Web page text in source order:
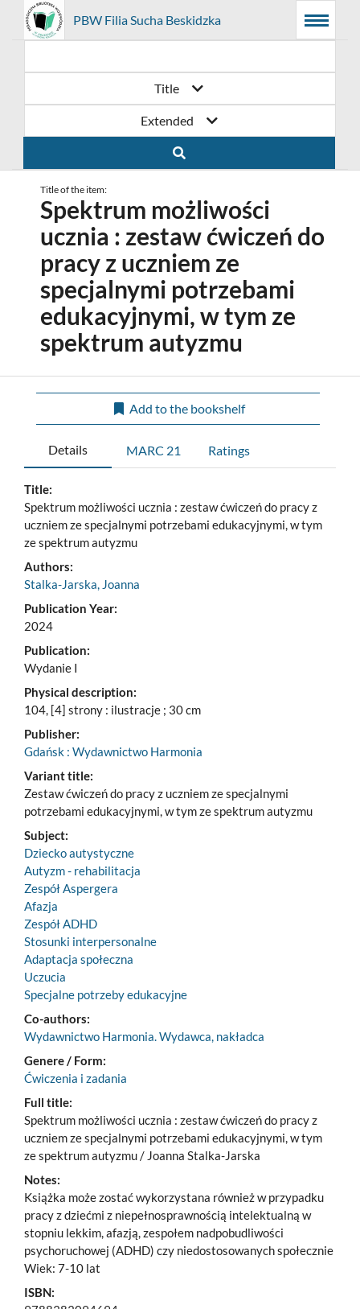
Main
navigation
Searching
Main
content
Prolib
Integro
-
page
PBW Filia Sucha Beskidzka
Menu
Title
Extended
Title of the item:
Spektrum możliwości
ucznia : zestaw ćwiczeń do
pracy z uczniem ze
specjalnymi potrzebami
edukacyjnymi, w tym ze
spektrum autyzmu
Add to the bookshelf
Details MARC 21 Ratings
Title:
Spektrum możliwości ucznia : zestaw ćwiczeń do pracy z
uczniem ze specjalnymi potrzebami edukacyjnymi, w tym
ze spektrum autyzmu
Authors:
Stalka-Jarska, Joanna
Publication Year:
2024
Publication:
Wydanie I
Physical description:
104, [4] strony : ilustracje ; 30 cm
Publisher:
Gdańsk : Wydawnictwo Harmonia
Variant title:
Zestaw ćwiczeń do pracy z uczniem ze specjalnymi
potrzebami edukacyjnymi, w tym ze spektrum autyzmu
Subject:
Dziecko autystyczne
Autyzm - rehabilitacja
Zespół Aspergera
Afazja
Zespół ADHD
Stosunki interpersonalne
Adaptacja społeczna
Uczucia
Specjalne potrzeby edukacyjne
Co-authors:
Wydawnictwo Harmonia. Wydawca, nakładca
Genere / Form:
Ćwiczenia i zadania
Full title:
Spektrum możliwości ucznia : zestaw ćwiczeń do pracy z
uczniem ze specjalnymi potrzebami edukacyjnymi, w tym
ze spektrum autyzmu / Joanna Stalka-Jarska
Notes:
Książka może zostać wykorzystana również w przypadku
pracy z dziećmi z niepełnosprawnością intelektualną w
stopniu lekkim, afazją, zespołem nadpobudliwości
psychoruchowej (ADHD) czy niedostosowanych społecznie
Wiek: 7-10 lat
ISBN: